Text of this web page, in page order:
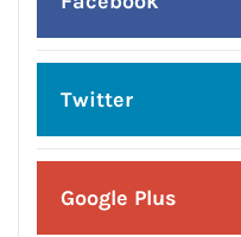
Posted On:8 Aug 2026
लायंस क्लब
भव्य तीज महोत्सव*